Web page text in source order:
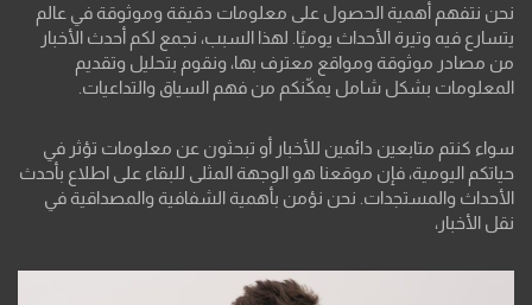
نحن نتفهم أهمية الحصول على معلومات دقيقة وموثوقة في عالم
يتسارع فيه وتيرة الأحداث يوميًا. لهذا السبب، نجمع لكم أحدث الأخبار
من مصادر موثوقة ومواقع معترف بها، ونقوم بتحليل وتقديم
المعلومات بشكل شامل يمكّنكم من فهم السياق والتداعيات.
سواء كنتم متابعين دائمين للأخبار أو تبحثون عن معلومات تؤثر في
حياتكم اليومية، فإن موقعنا هو الوجهة المثلى للبقاء على اطلاع بأحدث
الأحداث والمستجدات. نحن نؤمن بأهمية الشفافية والمصداقية في
نقل الأخبار،